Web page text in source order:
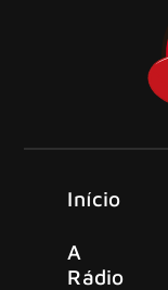
Início
A
Rádio